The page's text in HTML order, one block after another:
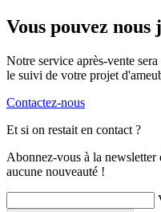
Vous pouvez
Notre service après-vente
le suivi de votre projet
Contactez-nous
Et si on restait en contact ?
Abonnez-vous à la newsletter
aucune nouveauté !